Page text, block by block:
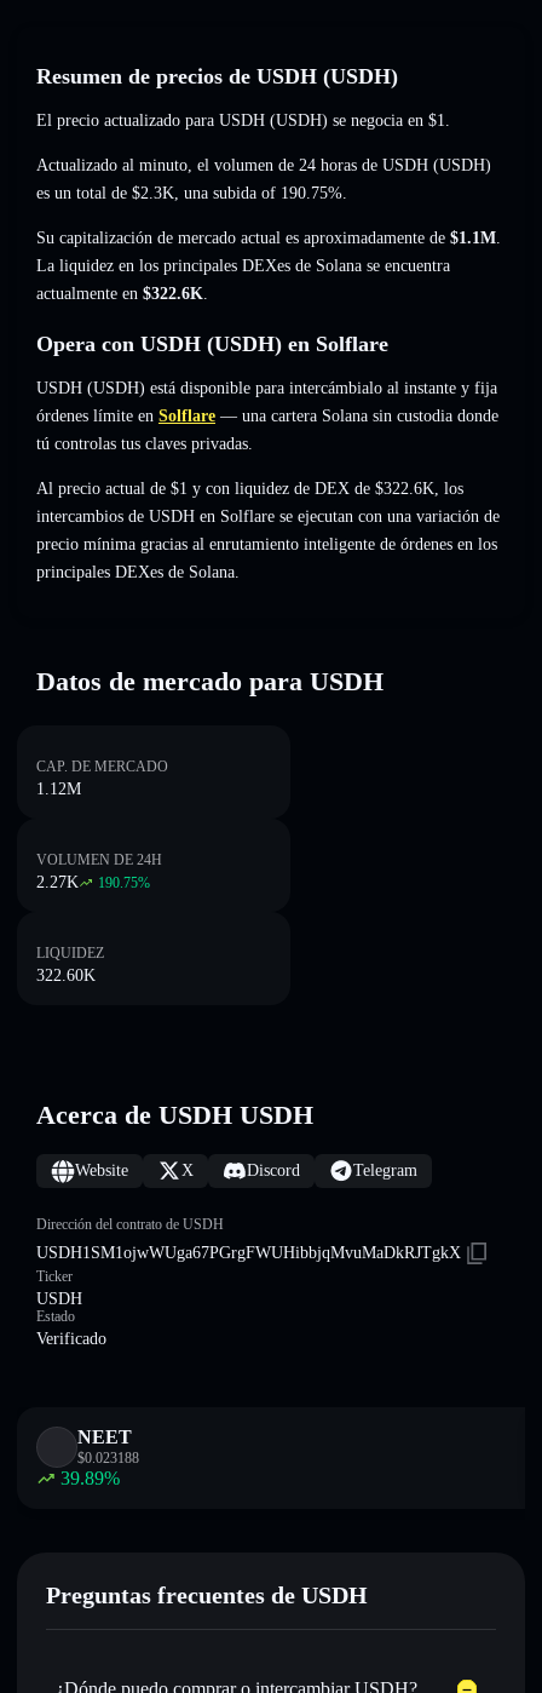
Resumen de precios de USDH (USDH)
El precio actualizado para USDH (USDH) se negocia en $1.
Actualizado al minuto, el volumen de 24 horas de USDH (USDH)
es un total de $2.3K, una subida of 190.75%.
Su capitalización de mercado actual es aproximadamente de $1.1M.
La liquidez en los principales DEXes de Solana se encuentra
actualmente en $322.6K.
Opera con USDH (USDH) en Solflare
USDH (USDH) está disponible para intercámbialo al instante y fija
órdenes límite en Solflare — una cartera Solana sin custodia donde
tú controlas tus claves privadas.
Al precio actual de $1 y con liquidez de DEX de $322.6K, los
intercambios de USDH en Solflare se ejecutan con una variación de
precio mínima gracias al enrutamiento inteligente de órdenes en los
principales DEXes de Solana.
Datos de mercado para USDH
CAP. DE MERCADO
1.12M
VOLUMEN DE 24H
2.27K 190.75%
LIQUIDEZ
322.60K
Acerca de USDH USDH
Website X Discord Telegram
Dirección del contrato de USDH
USDH1SM1ojwWUga67PGrgFWUHibbjqMvuMaDkRJTgkX
Ticker
USDH
Estado
Verificado
NEET
$0.023188
39.89%
Preguntas frecuentes de USDH
¿Dónde puedo comprar o intercambiar USDH?